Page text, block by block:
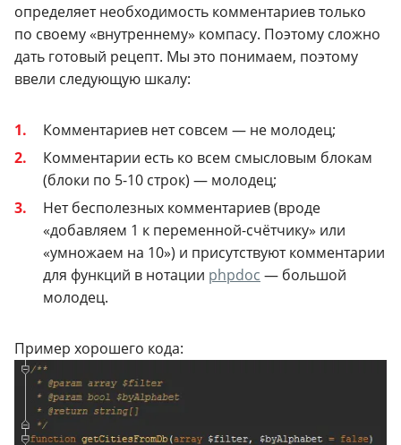
определяет необходимость комментариев только
по своему «внутреннему» компасу. Поэтому сложно
дать готовый рецепт. Мы это понимаем, поэтому
ввели следующую шкалу:
Комментариев нет совсем — не молодец;
Комментарии есть ко всем смысловым блокам
(блоки по 5-10 строк) — молодец;
Нет бесполезных комментариев (вроде
«добавляем 1 к переменной-счётчику» или
«умножаем на 10») и присутствуют комментарии
для функций в нотации phpdoc — большой
молодец.
Пример хорошего кода: